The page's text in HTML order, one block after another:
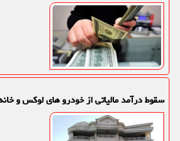
سقوط درآمد مالیاتی از خودرو های لوکس و